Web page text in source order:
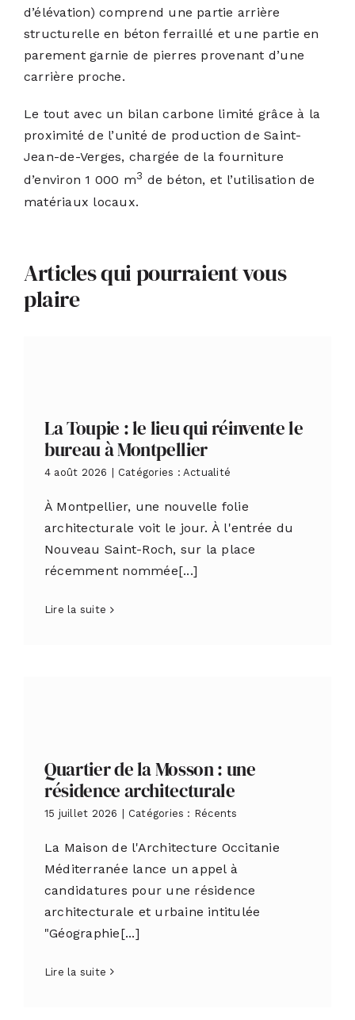
d’élévation) comprend une partie arrière
structurelle en béton ferraillé et une partie en
parement garnie de pierres provenant d’une
carrière proche.
Le tout avec un bilan carbone limité grâce à la
proximité de l’unité de production de Saint-
Jean-de-Verges, chargée de la fourniture
d’environ 1 000 m3 de béton, et l’utilisation de
matériaux locaux.
Articles qui pourraient vous
plaire
La Toupie : le lieu qui réinvente le
bureau à Montpellier
4 août 2026 Catégories : Actualité
À Montpellier, une nouvelle folie
architecturale voit le jour. À l'entrée du
Nouveau Saint-Roch, sur la place
récemment nommée[...]
Lire la suite
Quartier de la Mosson : une
résidence architecturale
15 juillet 2026 | Catégories : Récents
La Maison de l'Architecture Occitanie
Méditerranée lance un appel à
candidatures pour une résidence
architecturale et urbaine intitulée
"Géographie[...]
Lire la suite